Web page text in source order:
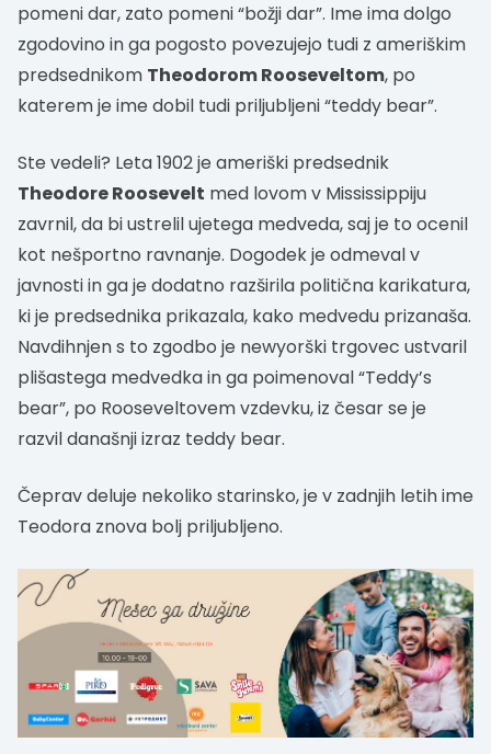
pomeni dar, zato pomeni “božji dar”. Ime ima dolgo
zgodovino in ga pogosto povezujejo tudi z ameriškim
predsednikom Theodorom Rooseveltom, po
katerem je ime dobil tudi priljubljeni “teddy bear”.
Ste vedeli? Leta 1902 je ameriški predsednik
Theodore Roosevelt med lovom v Mississippiju
zavrnil, da bi ustrelil ujetega medveda, saj je to ocenil
kot nešportno ravnanje. Dogodek je odmeval v
javnosti in ga je dodatno razširila politična karikatura,
ki je predsednika prikazala, kako medvedu prizanaša.
Navdihnjen s to zgodbo je newyorški trgovec ustvaril
plišastega medvedka in ga poimenoval “Teddy’s
bear”, po Rooseveltovem vzdevku, iz česar se je
razvil današnji izraz teddy bear.
Čeprav deluje nekoliko starinsko, je v zadnjih letih ime
Teodora znova bolj priljubljeno.